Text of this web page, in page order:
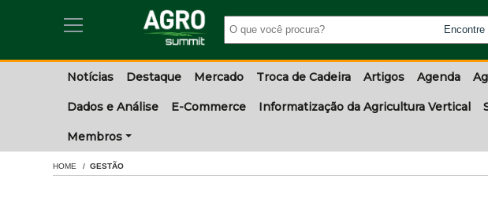
Notícias Destaque Mercado Troca de Cadeira Artigos Agenda
Dados e Análise E-Commerce Informatização da Agricultura Vertical
Membros
HOME GESTÃO